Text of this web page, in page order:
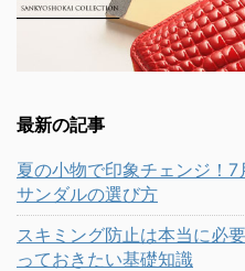
最新の記事
夏の小物で印象チェンジ！7
サンダルの選び方
スキミング防止は本当に必
っておきたい基礎知識